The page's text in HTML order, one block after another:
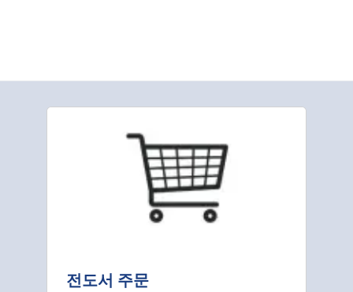
전도서 주문